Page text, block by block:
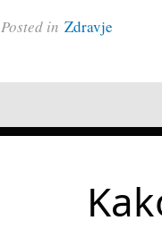
Posted in Zdravje